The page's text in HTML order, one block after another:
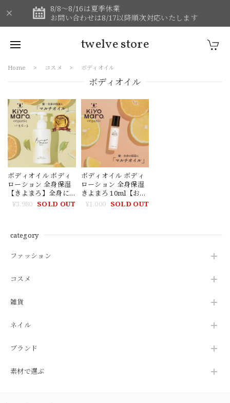
8/8～8/16は夏季休業
お問い合わせは8/17以降順次対応いたします
twelve store
Home コスメ ボディオイル
ボディオイル
ボディオイル ボディ
ローション 全身保湿
【きよまろ】全身に
つかえるマルチオイ
対策 シアバター配合
天然 ビーガン ボディ
ター プレゼント
¥3,980 SOLD OUT
ボディオイル ボディ
ローション 全身保湿
きよまろ 10ml【お試
し版】全身保湿 植物
アバター配合 ホホバ
¥1,000 SOLD OUT
category
ファッション
コスメ
雑貨
ネイル
ブランド
素材で選ぶ